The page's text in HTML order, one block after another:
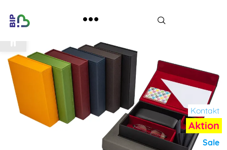
Werkzeugleiste öffnen
Kontakt
Aktion
Sale